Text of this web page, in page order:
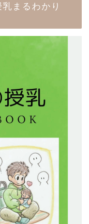
まるわかり